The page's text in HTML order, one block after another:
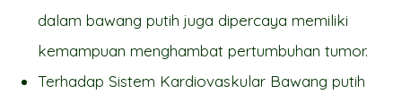
dalam bawang putih juga dipercaya memiliki
kemampuan menghambat pertumbuhan tumor.
Terhadap Sistem Kardiovaskular Bawang putih